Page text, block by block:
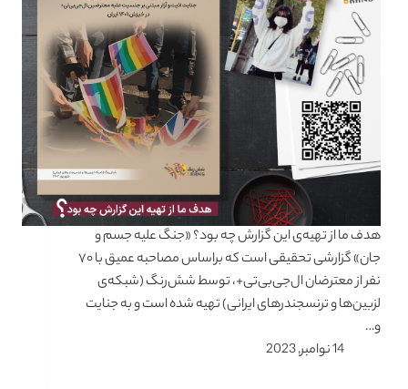
هدف ما از تهیه‌ی این گزارش چه بود؟ «جنگ علیه جسم و
جان» گزارشی تحقیقی است که براساس مصاحبه عمیق با ۷۰
نفر از معترضان ال‌جی‌بی‌تی+، توسط شش‌رنگ (شبکه‌ی
لزبین‌ها و ترنسجندرهای ایرانی) تهیه شده است و به جنایت
و…
14 نوامبر, 2023